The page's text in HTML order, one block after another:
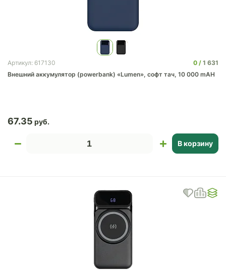
Артикул: 617130 0
1 631
Внешний аккумулятор (powerbank) «Lumen», софт тач, 10 000 mAH
67.35
В корзину